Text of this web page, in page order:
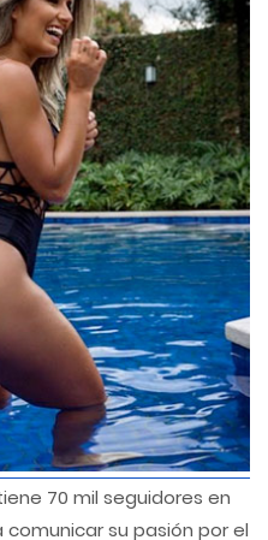
70 mil seguidores en
su pasión por el